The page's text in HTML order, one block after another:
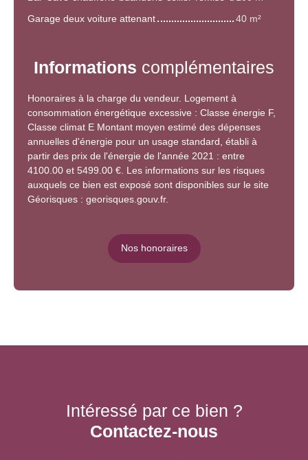
Garage deux voiture attenant
40 m²
Informations complémentaires
Honoraires à la charge du vendeur. Logement à
consommation énergétique excessive : Classe énergie F,
Classe climat E Montant moyen estimé des dépenses
annuelles d'énergie pour un usage standard, établi à
partir des prix de l'énergie de l'année 2021 : entre
4100.00 et 5499.00 €. Les informations sur les risques
auxquels ce bien est exposé sont disponibles sur le site
Géorisques : georisques.gouv.fr.
Nos honoraires
Intéressé par ce bien ?
Contactez-nous